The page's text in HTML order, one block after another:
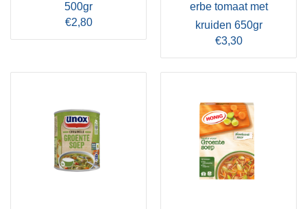
500gr
€2,80
erbe tomaat met
kruiden 650gr
€3,30